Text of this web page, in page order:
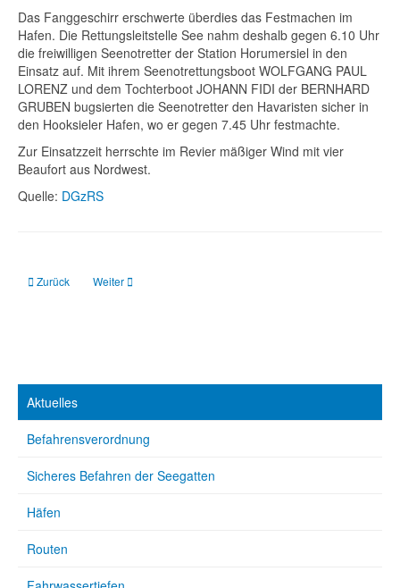
Das Fanggeschirr erschwerte überdies das Festmachen im
Hafen. Die Rettungsleitstelle See nahm deshalb gegen 6.10 Uhr
die freiwilligen Seenotretter der Station Horumersiel in den
Einsatz auf. Mit ihrem Seenotrettungsboot WOLFGANG PAUL
LORENZ und dem Tochterboot JOHANN FIDI der BERNHARD
GRUBEN bugsierten die Seenotretter den Havaristen sicher in
den Hooksieler Hafen, wo er gegen 7.45 Uhr festmachte.
Zur Einsatzzeit herrschte im Revier mäßiger Wind mit vier
Beaufort aus Nordwest.
Quelle: DGzRS
Vorheriger Beitrag: Eider: Ansteuerungstonne ersetzt
Zurück Nächster Beitrag: DGzRS: Granatkutter in Schlepp
Weiter
Aktuelles
Befahrensverordnung
Sicheres Befahren der Seegatten
Häfen
Routen